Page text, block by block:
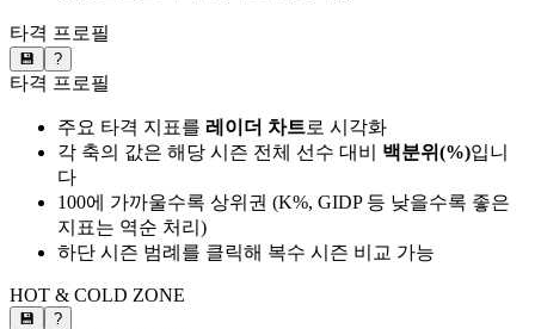
타격 프로필
💾 ?
타격 프로필
주요 타격 지표를 레이더 차트로 시각화
각 축의 값은 해당 시즌 전체 선수 대비 백분위(%)입니
다
100에 가까울수록 상위권 (K%, GIDP 등 낮을수록 좋은
지표는 역순 처리)
하단 시즌 범례를 클릭해 복수 시즌 비교 가능
HOT & COLD ZONE
💾 ?